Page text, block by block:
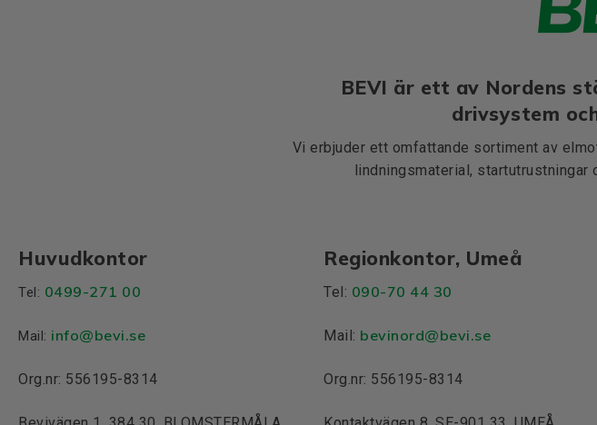
BEVI är ett av Nordens
drivsystem
Vi erbjuder ett omfattande sortiment av
lindningsmaterial,
Huvudkontor
Tel: 0499-271 00
Mail: info@bevi.se
Org.nr: 556195-8314
Regionkontor, Umeå
Tel: 090-70 44 30
Mail: bevinord@bevi.se
Org.nr: 556195-8314